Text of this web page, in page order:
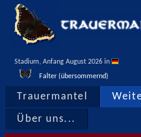
Stadium, Anfang August 2026 in
Falter (übersommernd)
Trauermantel
Über uns...